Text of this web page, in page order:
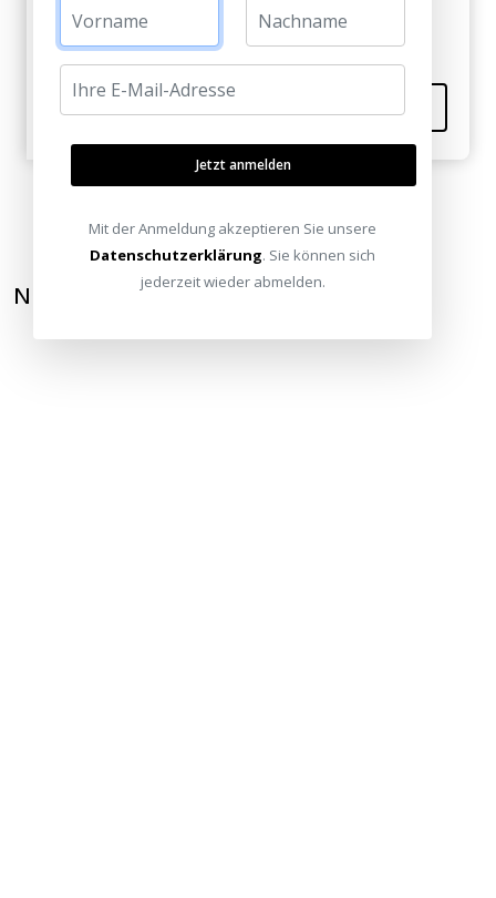
Email schicken?
NEWSLETTER ABONNIEREN
Jetzt anmelden
Mit der Anmeldung akzeptieren Sie unsere
Datenschutzerklärung. Sie können sich
jederzeit wieder abmelden.